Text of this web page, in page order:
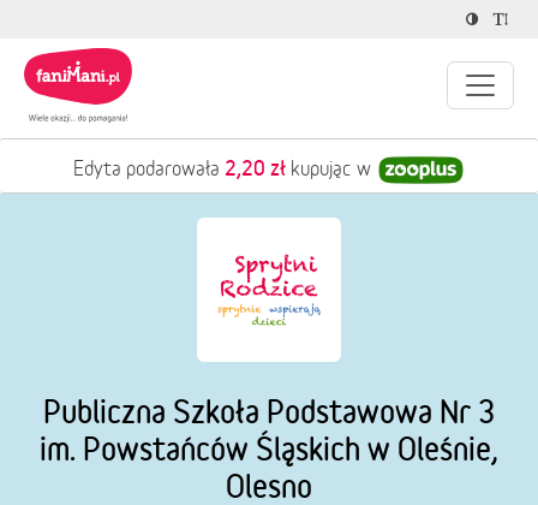
2,20 złkupując w Justyna
Publiczna Szkoła Podstawowa Nr 3
im. Powstańców Śląskich w Oleśnie,
Olesno